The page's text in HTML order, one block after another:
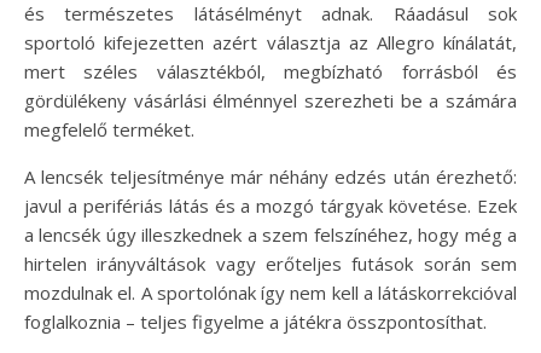
és természetes látásélményt adnak. Ráadásul sok
sportoló kifejezetten azért választja az Allegro kínálatát,
mert széles választékból, megbízható forrásból és
gördülékeny vásárlási élménnyel szerezheti be a számára
megfelelő terméket.
A lencsék teljesítménye már néhány edzés után érezhető:
javul a perifériás látás és a mozgó tárgyak követése. Ezek
a lencsék úgy illeszkednek a szem felszínéhez, hogy még a
hirtelen irányváltások vagy erőteljes futások során sem
mozdulnak el. A sportolónak így nem kell a látáskorrekcióval
foglalkoznia – teljes figyelme a játékra összpontosíthat.